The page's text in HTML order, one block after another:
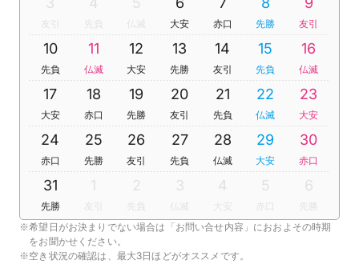
友引 先負 仏滅 大安 赤口 先勝 友引
10
先負
11
仏滅
12
大安
13
先勝
14
友引
15
先負
16
仏滅
17
大安
18
赤口
19
先勝
20
友引
21
先負
22
仏滅
23
大安
24
赤口
25
先勝
26
友引
27
先負
28
仏滅
29
大安
30
赤口
31
先勝
1
友引
2
先負
3
仏滅
4
大安
5 6
※希望日がお決まりでない場合は「お問い合せ内容」におおよその時期
をお聞かせください。
※空き状況の確認は、最大3日ほどがオススメです。